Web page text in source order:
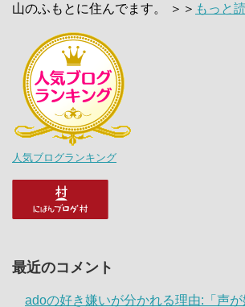
山のふもとに住んでます。 ＞＞ もっと
人気ブログランキング
最近のコメント
adoの好き嫌いが分かれる理由:「声